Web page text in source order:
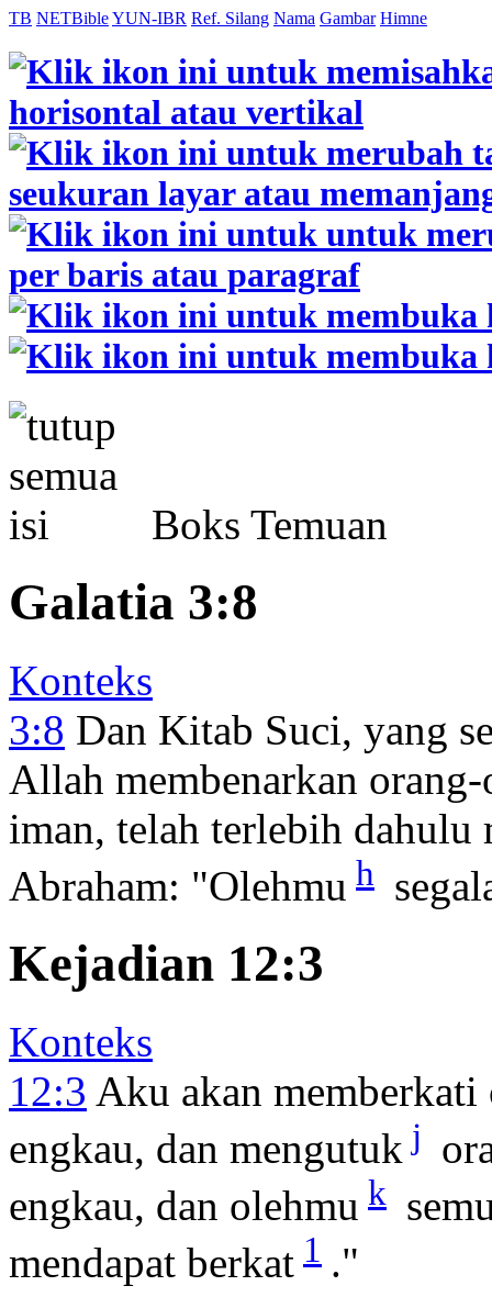
TB NETBibleYUN-IBR Ref. Silang Nama Gambar Himne
Boks Temuan
Galatia 3:8
Konteks
3:8 Dan Kitab Suci, yang
Allah membenarkan
iman, telah terlebih
Abraham: "Olehmu h
Kejadian 12:3
Konteks
12:3 Aku akan
engkau, dan mengutuk j
engkau, dan olehmu k
mendapat berkat 1 ."